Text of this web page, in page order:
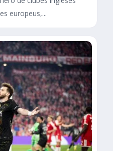
europeus,...